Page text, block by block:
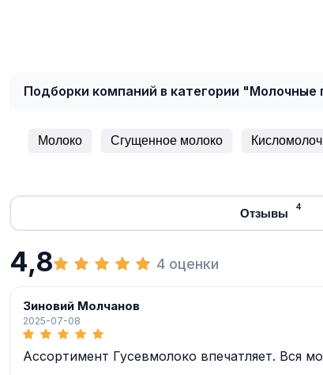
Подборки компаний в категории "Молочные
Молоко Сгущенное молоко
Отзывы 4
4,8 4 оценки
Зиновий Молчанов
2025-07-08
Ассортимент Гусевмолоко впечатляет. Вся